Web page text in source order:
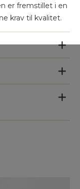
er fremstillet i en
krav til kvalitet.